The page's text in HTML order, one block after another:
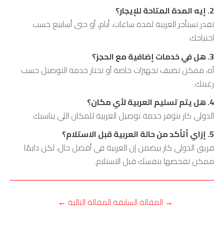
2. إيه المدة المتاحة للإيجار؟
تقدر تستأجر العربية لمدة ساعات، أيام، أو حتى أسابيع حسب
احتياجك.
3. هل في خدمات إضافية مع الحجز؟
آه، ممكن تضيف تجهيزات خاصة أو تختار خدمة التوصيل حسب
رغبتك.
4. هل يتم تسليم العربية لأي مكان؟
الدولي كار بتوفر خدمة توصيل العربية للمكان اللي يناسبك.
5. إزاي أتأكد من حالة العربية قبل الاستلام؟
فريق الدولي كار بيضمن إن العربية في أفضل حال، لكن دايمًا
ممكن تفحصها بنفسك قبل الاستلام.
→ المقالة السابقة المقالة التالية ←